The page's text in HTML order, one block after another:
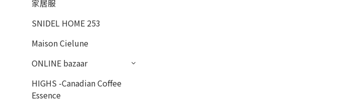
家居服
SNIDEL HOME 253
Maison Cielune
ONLINE bazaar
HIGHS -Canadian Coffee
Essence